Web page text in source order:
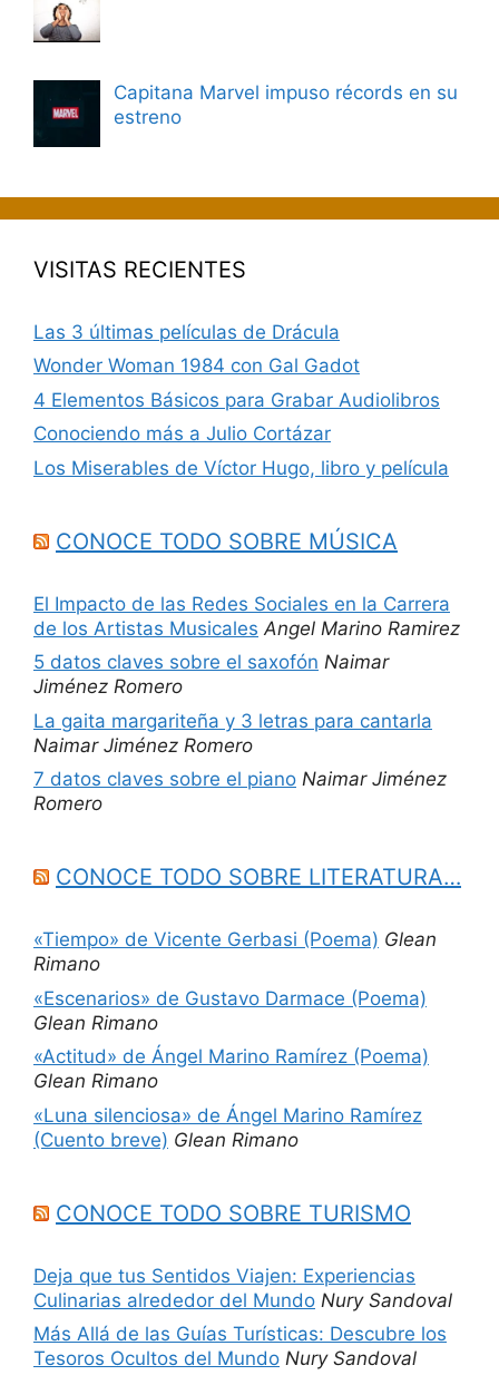
Capitana Marvel impuso récords en su
estreno
VISITAS RECIENTES
Las 3 últimas películas de Drácula
Wonder Woman 1984 con Gal Gadot
4 Elementos Básicos para Grabar Audiolibros
Conociendo más a Julio Cortázar
Los Miserables de Víctor Hugo, libro y película
CONOCE TODO SOBRE MÚSICA
El Impacto de las Redes Sociales en la Carrera
de los Artistas Musicales Angel Marino Ramirez
5 datos claves sobre el saxofón Naimar
Jiménez Romero
La gaita margariteña y 3 letras para cantarla
Naimar Jiménez Romero
7 datos claves sobre el piano Naimar Jiménez
Romero
CONOCE TODO SOBRE LITERATURA…
«Tiempo» de Vicente Gerbasi (Poema) Glean
Rimano
«Escenarios» de Gustavo Darmace (Poema)
Glean Rimano
«Actitud» de Ángel Marino Ramírez (Poema)
Glean Rimano
«Luna silenciosa» de Ángel Marino Ramírez
(Cuento breve) Glean Rimano
CONOCE TODO SOBRE TURISMO
Deja que tus Sentidos Viajen: Experiencias
Culinarias alrededor del Mundo Nury Sandoval
Más Allá de las Guías Turísticas: Descubre los
Tesoros Ocultos del Mundo Nury Sandoval